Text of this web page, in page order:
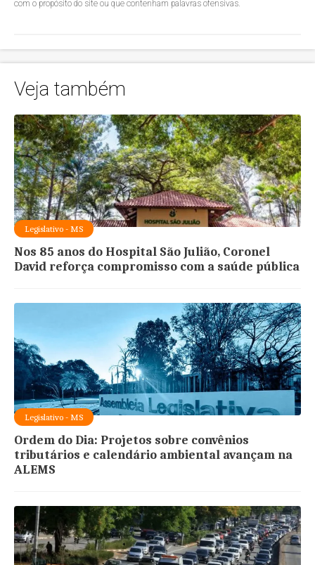
com o propósito do site ou que contenham palavras ofensivas.
Veja também
Legislativo - MS
Nos 85 anos do Hospital São Julião, Coronel
David reforça compromisso com a saúde pública
Legislativo - MS
Ordem do Dia: Projetos sobre convênios
tributários e calendário ambiental avançam na
ALEMS